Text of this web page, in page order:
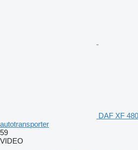
DAF XF
autotransporter
59
VIDEO